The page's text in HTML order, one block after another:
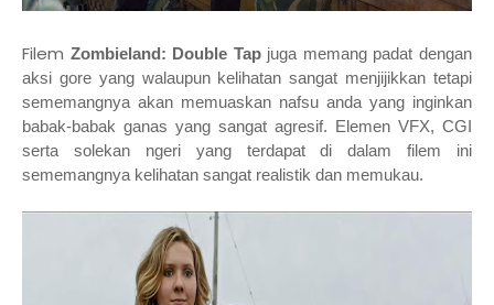
Filem Zombieland: Double Tapjuga memang padat dengan
aksi gore yang walaupun kelihatan sangat menjijikkan tetapi
sememangnya akan memuaskan nafsu anda yang inginkan
babak-babak ganas yang sangat agresif. Elemen VFX, CGI
serta solekan ngeri yang terdapat di dalam filem ini
sememangnya kelihatan sangat realistik dan memukau.